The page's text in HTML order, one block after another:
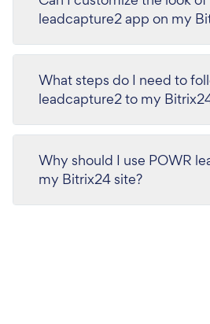
leadcapture2 app on my
What steps do I need to
leadcapture2 to my
Why should I use POWR
my Bitrix24 site?